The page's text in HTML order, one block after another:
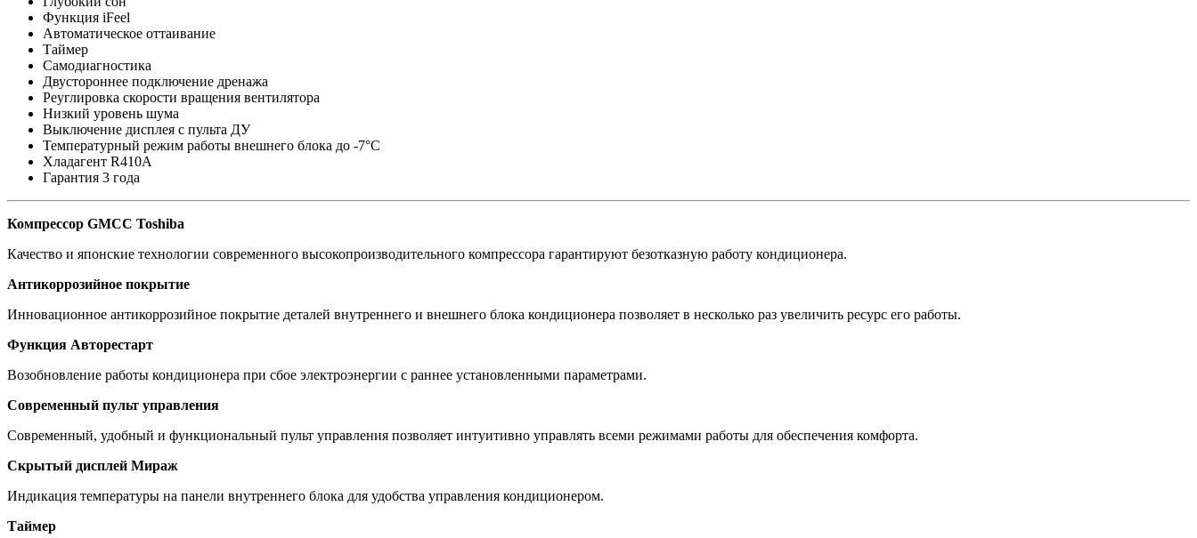
Функция iFeel
Автоматическое оттаивание
Таймер
Самодиагностика
Двустороннее подключение дренажа
Реуглировка скорости вращения вентилятора
Низкий уровень шума
Выключение дисплея с пульта ДУ
Температурный режим работы внешнего блока до -7°C
Хладагент R410A
Гарантия 3 года
Компрессор GMCC Toshiba
Качество и японские технологии современного высокопроизводительного компрессора гарантируют безотказную работу кондиционера.
Антикоррозийное покрытие
Инновационное антикоррозийное покрытие деталей внутреннего и внешнего блока кондиционера позволяет в несколько раз увеличить ресурс его работы.
Функция Авторестарт
Возобновление работы кондиционера при сбое электроэнергии с раннее установленными параметрами.
Современный пульт управления
Современный, удобный и функциональный пульт управления позволяет интуитивно управлять всеми режимами работы для обеспечения комфорта.
Скрытый дисплей Мираж
Индикация температуры на панели внутреннего блока для удобства управления кондиционером.
Таймер